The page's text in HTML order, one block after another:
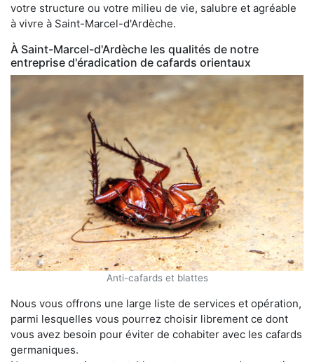
votre structure ou votre milieu de vie, salubre et agréable
à vivre à Saint-Marcel-d'Ardèche.
À Saint-Marcel-d'Ardèche les qualités de notre
entreprise d'éradication de cafards orientaux
Anti-cafards et blattes
Nous vous offrons une large liste de services et opération,
parmi lesquelles vous pourrez choisir librement ce dont
vous avez besoin pour éviter de cohabiter avec les cafards
germaniques.